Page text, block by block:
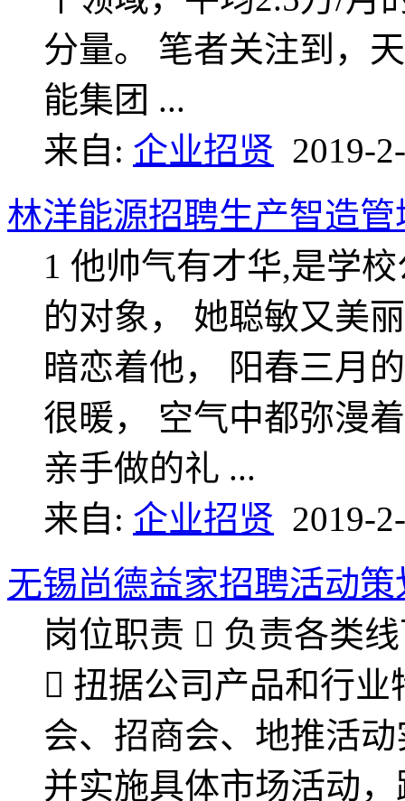
分量。 笔者关注到，
能集团 ...
来自: 企业招贤 2019-
林洋能源招聘生产智造
1 他帅气有才华,是学
的对象， 她聪敏又美
暗恋着他， 阳春三月
很暖， 空气中都弥漫
亲手做的礼 ...
来自: 企业招贤 2019-
无锡尚德益家招聘活动
岗位职责  负责各类
 扭据公司产品和行
会、招商会、地推活
并实施具体市场活动